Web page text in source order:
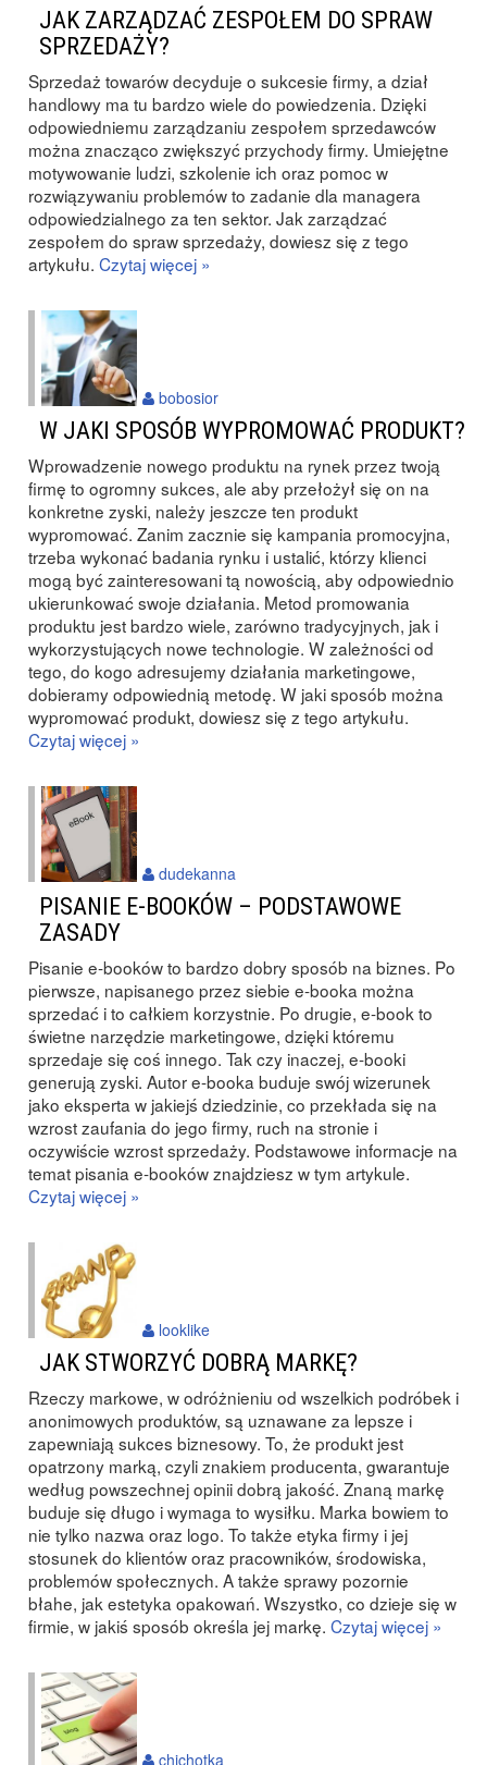
JAK ZARZĄDZAĆ ZESPOŁEM DO SPRAW
SPRZEDAŻY?
Sprzedaż towarów decyduje o sukcesie firmy, a dział
handlowy ma tu bardzo wiele do powiedzenia. Dzięki
odpowiedniemu zarządzaniu zespołem sprzedawców
można znacząco zwiększyć przychody firmy. Umiejętne
motywowanie ludzi, szkolenie ich oraz pomoc w
rozwiązywaniu problemów to zadanie dla managera
odpowiedzialnego za ten sektor. Jak zarządzać
zespołem do spraw sprzedaży, dowiesz się z tego
artykułu. Czytaj więcej »
W JAKI SPOSÓB WYPROMOWAĆ PRODUKT?
Wprowadzenie nowego produktu na rynek przez twoją
firmę to ogromny sukces, ale aby przełożył się on na
konkretne zyski, należy jeszcze ten produkt
wypromować. Zanim zacznie się kampania promocyjna,
trzeba wykonać badania rynku i ustalić, którzy klienci
mogą być zainteresowani tą nowością, aby odpowiednio
ukierunkować swoje działania. Metod promowania
produktu jest bardzo wiele, zarówno tradycyjnych, jak i
wykorzystujących nowe technologie. W zależności od
tego, do kogo adresujemy działania marketingowe,
dobieramy odpowiednią metodę. W jaki sposób można
wypromować produkt, dowiesz się z tego artykułu.
Czytaj więcej »
bobosior
PISANIE E-BOOKÓW – PODSTAWOWE
ZASADY
Pisanie e-booków to bardzo dobry sposób na biznes. Po
pierwsze, napisanego przez siebie e-booka można
sprzedać i to całkiem korzystnie. Po drugie, e-book to
świetne narzędzie marketingowe, dzięki któremu
sprzedaje się coś innego. Tak czy inaczej, e-booki
generują zyski. Autor e-booka buduje swój wizerunek
jako eksperta w jakiejś dziedzinie, co przekłada się na
wzrost zaufania do jego firmy, ruch na stronie i
oczywiście wzrost sprzedaży. Podstawowe informacje na
temat pisania e-booków znajdziesz w tym artykule.
Czytaj więcej »
dudekanna
JAK STWORZYĆ DOBRĄ MARKĘ?
Rzeczy markowe, w odróżnieniu od wszelkich podróbek i
anonimowych produktów, są uznawane za lepsze i
zapewniają sukces biznesowy. To, że produkt jest
opatrzony marką, czyli znakiem producenta, gwarantuje
według powszechnej opinii dobrą jakość. Znaną markę
buduje się długo i wymaga to wysiłku. Marka bowiem to
nie tylko nazwa oraz logo. To także etyka firmy i jej
stosunek do klientów oraz pracowników, środowiska,
problemów społecznych. A także sprawy pozornie
błahe, jak estetyka opakowań. Wszystko, co dzieje się w
firmie, w jakiś sposób określa jej markę. Czytaj więcej »
looklike
chichotka